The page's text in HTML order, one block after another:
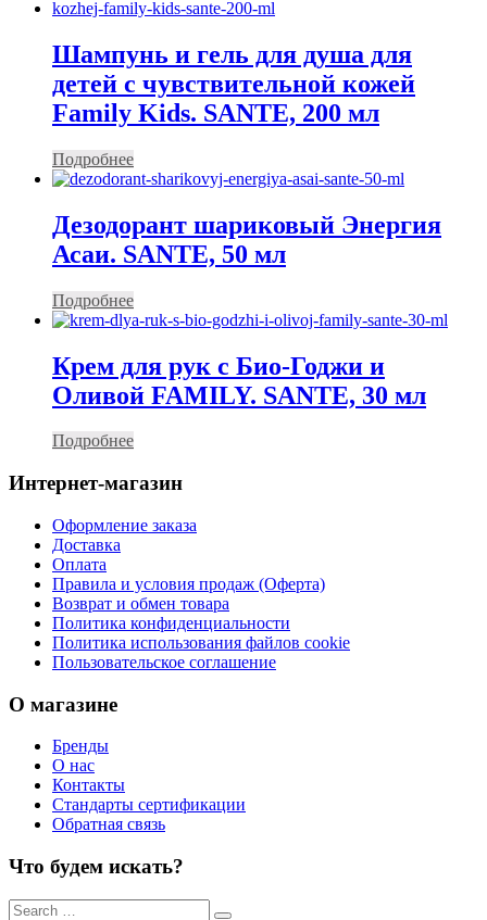
Шампунь и гель для душа для
детей с чувствительной кожей
Family Kids. SANTE, 200 мл
Подробнее
Дезодорант шариковый Энергия
Асаи. SANTE, 50 мл
Подробнее
Крем для рук с Био-Годжи и
Оливой FAMILY. SANTE, 30 мл
Подробнее
Интернет-магазин
Оформление заказа
Доставка
Оплата
Правила и условия продаж (Оферта)
Возврат и обмен товара
Политика конфиденциальности
Политика использования файлов cookie
Пользовательское соглашение
О магазине
Бренды
О нас
Контакты
Стандарты сертификации
Обратная связь
Что будем искать?